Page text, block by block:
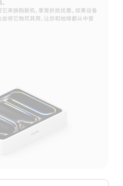
来换购新机，享受折抵优惠。如果设备
将它物尽其用，让你和地球都从中受